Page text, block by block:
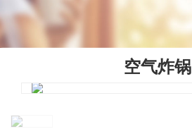
空气炸锅